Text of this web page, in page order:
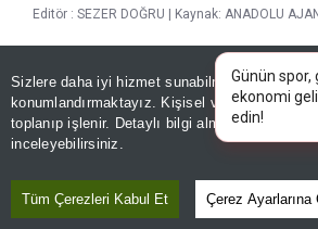
Sizlere daha iyi hizmet sunabilmek adına
konumlandırmaktayız. Kişisel verileriniz,
toplanıp işlenir. Detaylı bilgi almak için
inceleyebilirsiniz.
Tüm Çerezleri Kabul Et Çerez Ayarlarına
Editör : SEZER DOĞRU Kaynak: ANADOLU
Paylaş
Yayın Tarihi | 08 Ağustos, 2026 - 19:36
Ekonomi
Günün spor,
ekonomi